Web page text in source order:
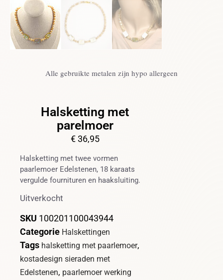
Alle gebruikte metalen zijn hypo allergeen
Halsketting met
parelmoer
€36,95
Halsketting met twee vormen
paarlemoer Edelstenen, 18 karaats
vergulde fournituren en haaksluiting.
Uitverkocht
SKU 100201100043944
Categorie Halskettingen
Tags halsketting met paarlemoer,
kostadesign sieraden met
Edelstenen, paarlemoer werking